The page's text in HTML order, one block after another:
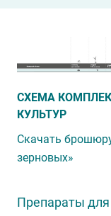
СХЕМА
КУЛЬТУР
Скачать
зерновых»
Препараты